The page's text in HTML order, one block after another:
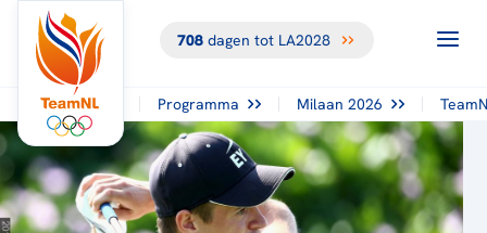
708dagen tot LA2028
Programma Milaan 2026